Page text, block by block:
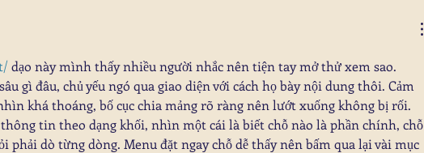
dạo này mình thấy nhiều người nhắc nên tiện tay mở thử xem sao.
gì đâu, chủ yếu ngó qua giao diện với cách họ bày nội dung thôi. Cảm
khá thoáng, bố cục chia mảng rõ ràng nên lướt xuống không bị rối.
tin theo dạng khối, nhìn một cái là biết chỗ nào là phần chính, chỗ
phải dò từng dòng. Menu đặt ngay chỗ dễ thấy nên bấm qua lại vài mục